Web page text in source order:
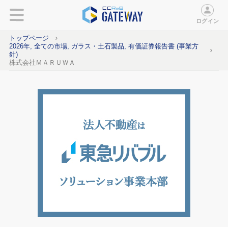
ログイン
トップページ
2026年, 全ての市場, ガラス・土石製品, 有価証券報告書 (事業方
針)
株式会社ＭＡＲＵＷＡ